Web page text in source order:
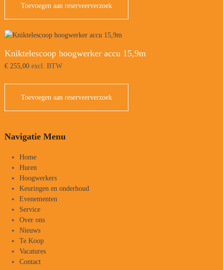
Toevoegen aan reserveerverzoek
Kniktelescoop hoogwerker accu 15,9m
€255,00excl. BTW
Toevoegen aan reserveerverzoek
Navigatie Menu
Home
Huren
Hoogwerkers
Keuringen en onderhoud
Evenementen
Service
Over ons
Nieuws
Te Koop
Vacatures
Contact